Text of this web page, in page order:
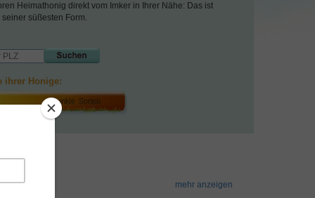
Heimathonig direkt vom Imker in Ihrer Nähe: Das ist
süßesten Form.
ihrer Honige:
mehr anzeigen